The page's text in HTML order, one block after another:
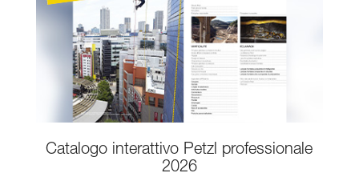
Catalogo interattivo Petzl professionale
2026